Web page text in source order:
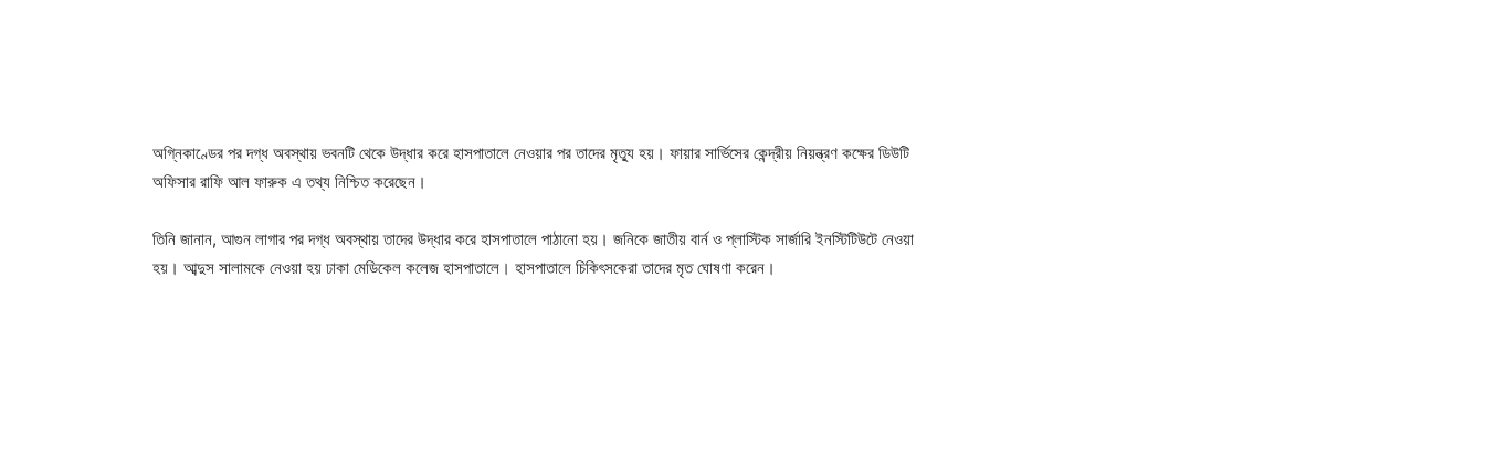
অগ্নিকাণ্ডের পর দগ্ধ অবস্থায় ভবনটি থেকে উদ্ধার করে হাসপাতালে নেওয়ার পর তাদের মৃত্যু হয়। ফায়ার সার্ভিসের কেন্দ্রীয় নিয়ন্ত্রণ কক্ষের ডিউটি
অফিসার রাফি আল ফারুক এ তথ্য নিশ্চিত করেছেন।
তিনি জানান, আগুন লাগার পর দগ্ধ অবস্থায় তাদের উদ্ধার করে হাসপাতালে পাঠানো হয়। জনিকে জাতীয় বার্ন ও প্লাস্টিক সার্জারি ইনস্টিটিউটে নেওয়া
হয়। আব্দুস সালামকে নেওয়া হয় ঢাকা মেডিকেল কলেজ হাসপাতালে। হাসপাতালে চিকিৎসকেরা তাদের মৃত ঘোষণা করেন।